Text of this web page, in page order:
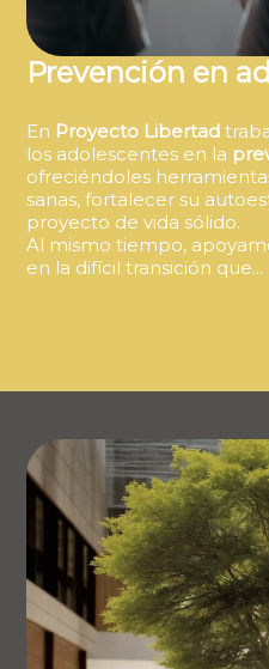
Prevención en
En Proyecto Libertad
los adolescentes en la
ofreciéndoles
sanas, fortalecer su
proyecto de vida sólido.
Al mismo tiempo,
en la difícil transición que...